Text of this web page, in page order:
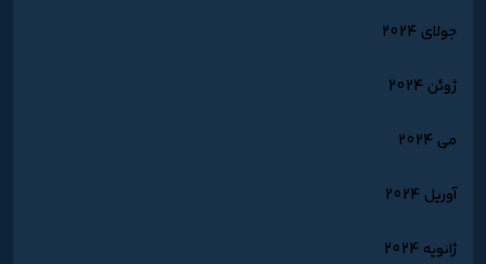
جولای 2024
ژوئن 2024
می 2024
آوریل 2024
ژانویه 2024